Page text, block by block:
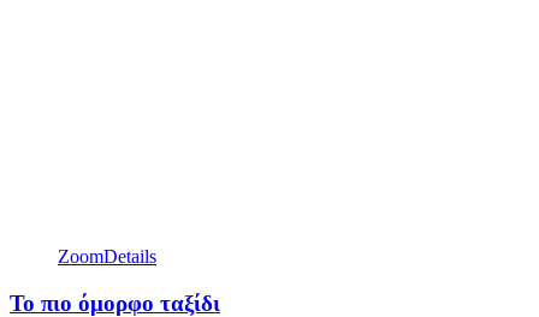
ZoomDetails
Το πιο όμορφο ταξίδι